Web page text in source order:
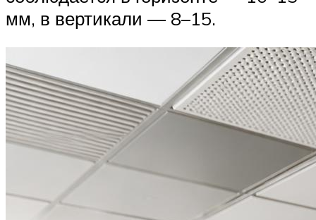
мм, в вертикали — 8–15.